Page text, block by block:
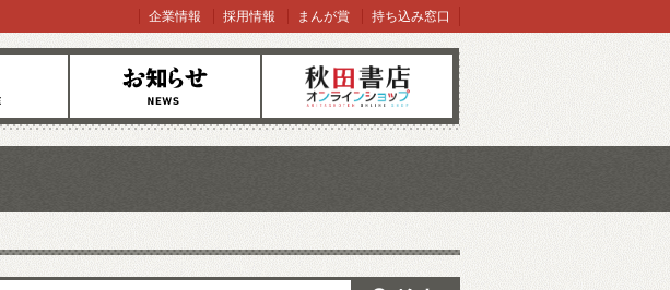
お知らせ オンラインショップ
企業情報 採用情報 まんが賞 持ち込み窓口